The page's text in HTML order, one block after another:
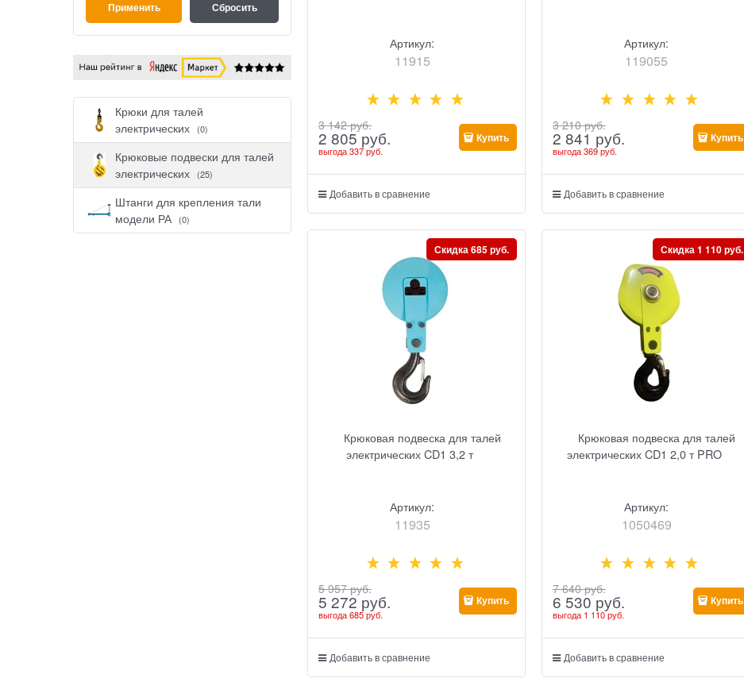
Крюки для талей
электрических
(0)
Крюковые подвески для талей
электрических
(25)
Штанги для крепления тали
модели РА
(0)
Артикул:
11915
3 142 руб.
2 805 руб.
выгода337 руб.
Купить
Добавить в сравнение
Артикул:
119055
3 210 руб.
2 841 руб.
выгода369 руб.
Купить
Добавить в сравнение
Крюковая подвеска для талей
электрических CD1 3,2 т
Артикул:
11935
Скидка 685 руб.
5 957 руб.
5 272 руб.
выгода685 руб.
Купить
Добавить в сравнение
Крюковая подвеска для талей
электрических CD1 2,0 т PRO
Артикул:
1050469
Скидка 1 110 руб.
7 640 руб.
6 530 руб.
выгода 1 110 руб.
Купить
Добавить в сравнение